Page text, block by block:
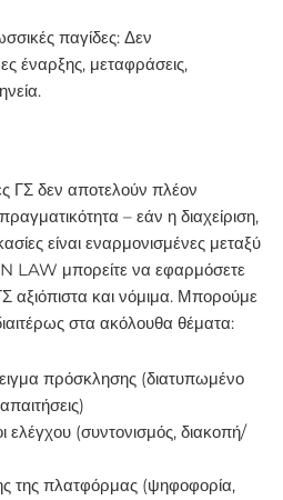
παγίδες: Δεν
έναρξης, μεταφράσεις,
ΓΣ δεν αποτελούν πλέον
– εάν η διαχείριση,
είναι εναρμονισμένες μεταξύ
LAW μπορείτε να εφαρμόσετε
αξιόπιστα και νόμιμα. Μπορούμε
στα ακόλουθα θέματα:
πρόσκλησης (διατυπωμένο
ελέγχου (συντονισμός, διακοπή/
της πλατφόρμας (ψηφοφορία,